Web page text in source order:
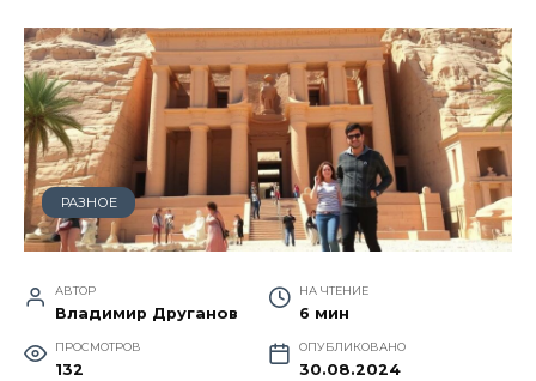
РАЗНОЕ
АВТОР
Владимир Друганов
НА ЧТЕНИЕ
6 мин
ПРОСМОТРОВ
132
ОПУБЛИКОВАНО
30.08.2024